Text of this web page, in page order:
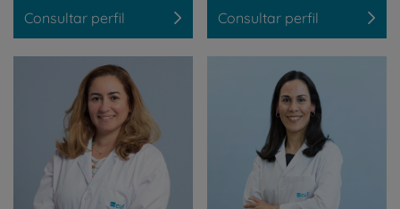
Consultar perfil Consultar perfil